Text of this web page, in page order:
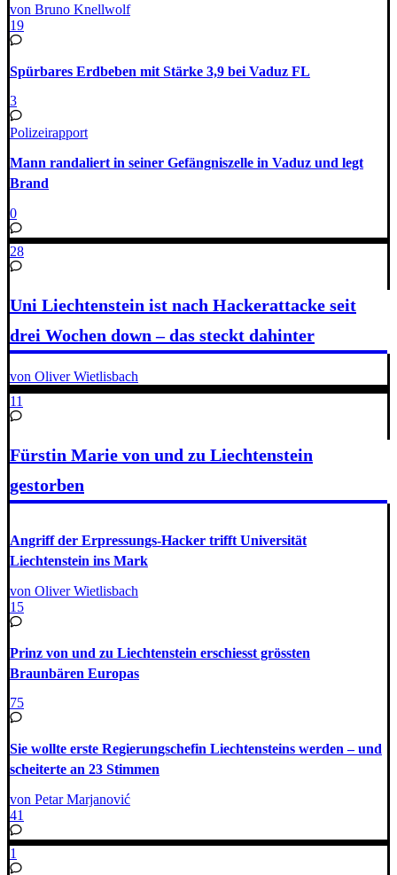
von Bruno Knellwolf
19
Spürbares Erdbeben mit Stärke 3,9 bei Vaduz FL
3
Polizeirapport
Mann randaliert in seiner Gefängniszelle in Vaduz und legt
Brand
0
28
Uni Liechtenstein ist nach Hackerattacke seit
drei Wochen down – das steckt dahinter
von Oliver Wietlisbach
11
Fürstin Marie von und zu Liechtenstein
gestorben
Angriff der Erpressungs-Hacker trifft Universität
Liechtenstein ins Mark
von Oliver Wietlisbach
15
Prinz von und zu Liechtenstein erschiesst grössten
Braunbären Europas
75
Sie wollte erste Regierungschefin Liechtensteins werden – und
scheiterte an 23 Stimmen
von Petar Marjanović
41
1